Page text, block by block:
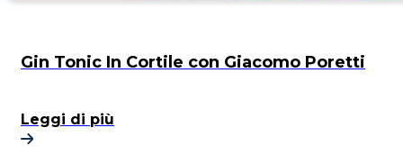
Gin Tonic In Cortile con Giacomo Poretti
Leggi di più